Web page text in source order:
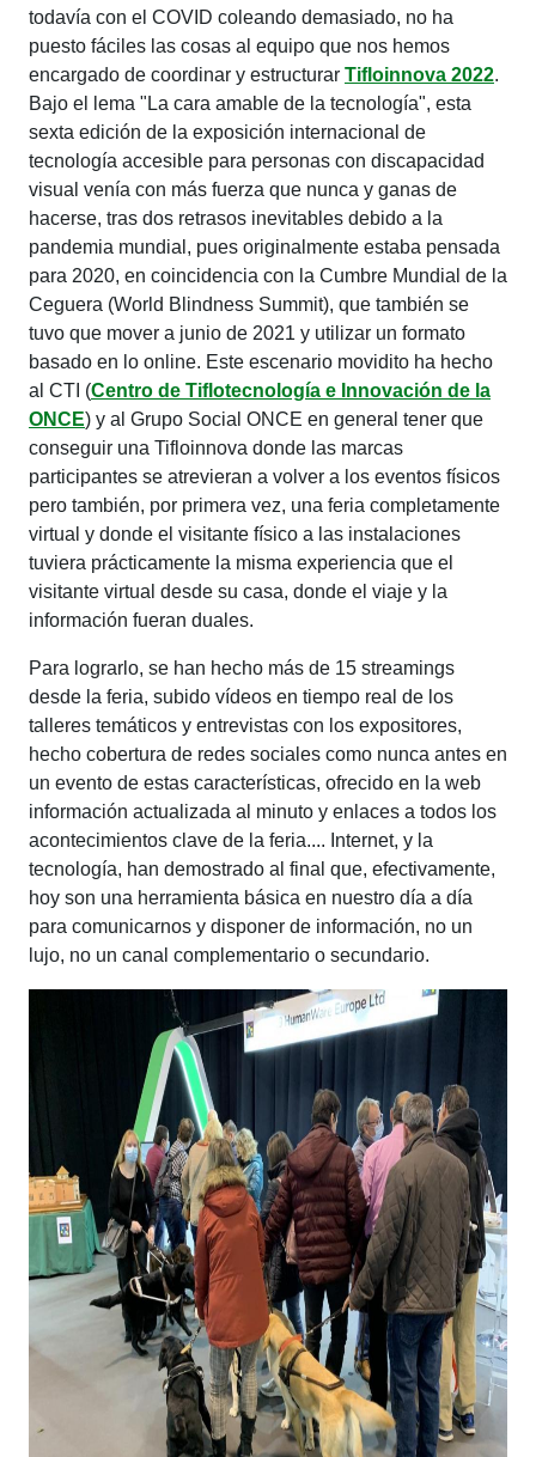
todavía con el COVID coleando demasiado, no ha
puesto fáciles las cosas al equipo que nos hemos
encargado de coordinar y estructurar Tifloinnova 2022.
Bajo el lema "La cara amable de la tecnología", esta
sexta edición de la exposición internacional de
tecnología accesible para personas con discapacidad
visual venía con más fuerza que nunca y ganas de
hacerse, tras dos retrasos inevitables debido a la
pandemia mundial, pues originalmente estaba pensada
para 2020, en coincidencia con la Cumbre Mundial de la
Ceguera (World Blindness Summit), que también se
tuvo que mover a junio de 2021 y utilizar un formato
basado en lo online. Este escenario movidito ha hecho
al CTI (Centro de Tiflotecnología e Innovación de la
ONCE) y al Grupo Social ONCE en general tener que
conseguir una Tifloinnova donde las marcas
participantes se atrevieran a volver a los eventos físicos
pero también, por primera vez, una feria completamente
virtual y donde el visitante físico a las instalaciones
tuviera prácticamente la misma experiencia que el
visitante virtual desde su casa, donde el viaje y la
información fueran duales.
Para lograrlo, se han hecho más de 15 streamings
desde la feria, subido vídeos en tiempo real de los
talleres temáticos y entrevistas con los expositores,
hecho cobertura de redes sociales como nunca antes en
un evento de estas características, ofrecido en la web
información actualizada al minuto y enlaces a todos los
acontecimientos clave de la feria.... Internet, y la
tecnología, han demostrado al final que, efectivamente,
hoy son una herramienta básica en nuestro día a día
para comunicarnos y disponer de información, no un
lujo, no un canal complementario o secundario.